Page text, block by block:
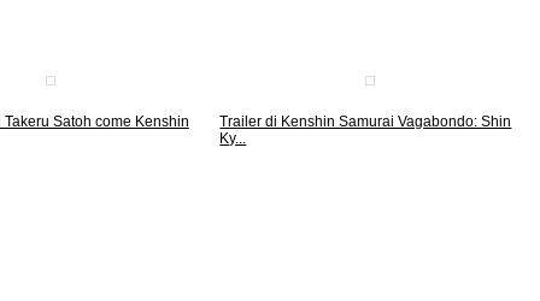
Takeru Satoh come Kenshin
Trailer di Kenshin Samurai Vagabondo: Shin
Ky...